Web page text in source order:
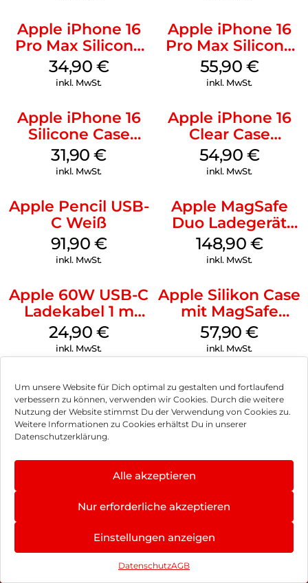
Um unsere Website für Dich optimal zu gestalten und fortlaufend
verbessern zu können, verwenden wir Cookies. Durch die weitere
Nutzung der Website stimmst Du der Verwendung von Cookies zu.
Weitere Informationen zu Cookies erhältst Du in unserer
Datenschutzerklärung.
Alle akzeptieren
Nur erforderliche akzeptieren
Einstellungen anzeigen
DatenschutzAGB
Apple iPhone 16
Pro Max Silicone
Case MagSafe
Denim
34,90 €
inkl. MwSt.
Apple iPhone 16
Pro Max Silicone
Case MagSafe
Stone Gray
55,90 €
inkl. MwSt.
Apple iPhone 16
Silicone Case
MagSafe Fuchsia
31,90€
inkl. MwSt.
Apple iPhone 16
Clear Case
MagSafe
Transparent
54,90 €
inkl. MwSt.
Apple Pencil USB-
C Weiß
91,90 €
inkl. MwSt.
Apple MagSafe
Duo Ladegerät
Weiß
148,90 €
inkl. MwSt.
Apple 60W USB-C
Ladekabel 1 m
Weiß
24,90 €
inkl. MwSt.
Apple Silikon Case
mit MagSafe
iPhone 14 Pro
(PRODUCT)RED
57,90€
inkl. MwSt.
Impressum
Hinweis zur Batterieentsorgung
Newsletter
, Brodos AG – All Rights Reserved.